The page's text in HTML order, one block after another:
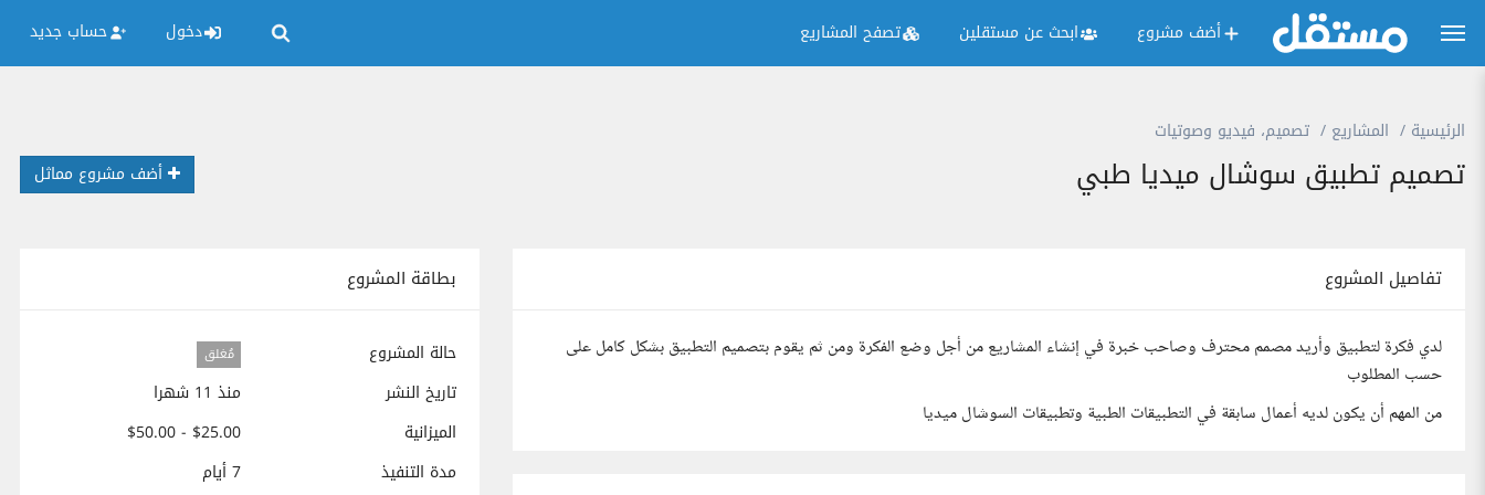
أضف مشروع ابحث عن مستقلين تصفح المشاريع دخول حساب جديد
الرئيسية المشاريع تصميم، فيديو وصوتيات
تصميم تطبيق سوشال ميديا طبي أضف مشروع مماثل
بطاقة المشروع
حالة المشروع مُغلق
تاريخ النشر
منذ 11 شهرا
الميزانية
$25.00 - $50.00
مدة التنفيذ
7 أيام
تفاصيل المشروع
لدي فكرة لتطبيق وأريد مصمم محترف وصاحب خبرة في إنشاء المشاريع من أجل وضع الفكرة ومن ثم يقوم بتصميم التطبيق بشكل كامل على
حسب المطلوب
من المهم أن يكون لديه أعمال سابقة في التطبيقات الطبية وتطبيقات السوشال ميديا